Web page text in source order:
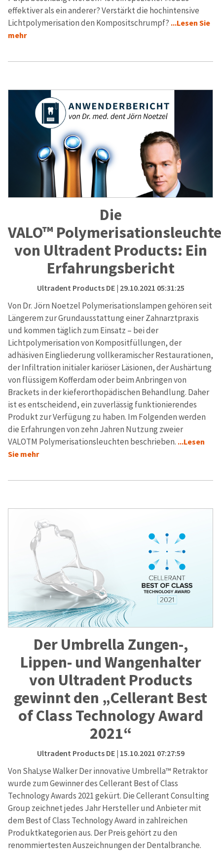
effektiver als ein anderer? Verstärkt die hochintensive
Lichtpolymerisation den Kompositschrumpf? ...Lesen Sie
mehr
Die
VALO™ Polymerisationsleuchte
von Ultradent Products: Ein
Erfahrungsbericht
Ultradent Products DE| 29.10.2021 05:31:25
Von Dr. Jörn Noetzel Polymerisationslampen gehören seit
Längerem zur Grundausstattung einer Zahnarztpraxis
und kommen täglich zum Einsatz – bei der
Lichtpolymerisation von Kompositfüllungen, der
adhäsiven Eingliederung vollkeramischer Restaurationen,
der Infiltration initialer kariöser Läsionen, der Aushärtung
von flüssigem Kofferdam oder beim Anbringen von
Brackets in der kieferorthopädischen Behandlung. Daher
ist es entscheidend, ein zuverlässig funktionierendes
Produkt zur Verfügung zu haben. Im Folgenden werden
die Erfahrungen von zehn Jahren Nutzung zweier
VALOTM Polymerisationsleuchten beschrieben. ...Lesen
Sie mehr
Der Umbrella Zungen-,
Lippen- und Wangenhalter
von Ultradent Products
gewinnt den „Cellerant Best
of Class Technology Award
2021“
Ultradent Products DE| 15.10.2021 07:27:59
Von ShaLyse Walker Der innovative Umbrella™ Retraktor
wurde zum Gewinner des Cellerant Best of Class
Technology Awards 2021 gekürt. Die Cellerant Consulting
Group zeichnet jedes Jahr Hersteller und Anbieter mit
dem Best of Class Technology Award in zahlreichen
Produktkategorien aus. Der Preis gehört zu den
renommiertesten Auszeichnungen der Dentalbranche.